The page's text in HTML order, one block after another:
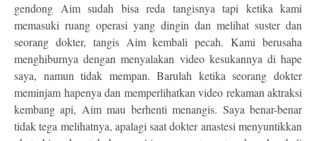
gendong Aim sudah bisa reda tangisnya tapi ketika kami
memasuki ruang operasi yang dingin dan melihat suster dan
seorang dokter, tangis Aim kembali pecah. Kami berusaha
menghiburnya dengan menyalakan video kesukannya di hape
saya, namun tidak mempan. Barulah ketika seorang dokter
meminjam hapenya dan memperlihatkan video rekaman aktraksi
kembang api, Aim mau berhenti menangis. Saya benar-benar
tidak tega melihatnya, apalagi saat dokter anastesi menyuntikkan